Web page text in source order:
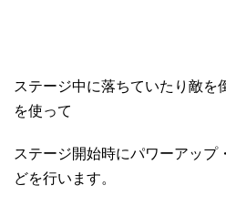
ステージ中に落ちていたり敵を
を使って
ステージ開始時にパワーアップ
どを行います。